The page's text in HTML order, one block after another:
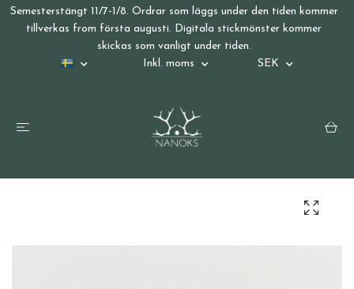
Semesterstängt 11/7-1/8. Ordrar som läggs under den tiden kommer
tillverkas from första augusti. Digitala stickmönster kommer
skickas som vanligt under tiden.
Inkl. moms
SEK